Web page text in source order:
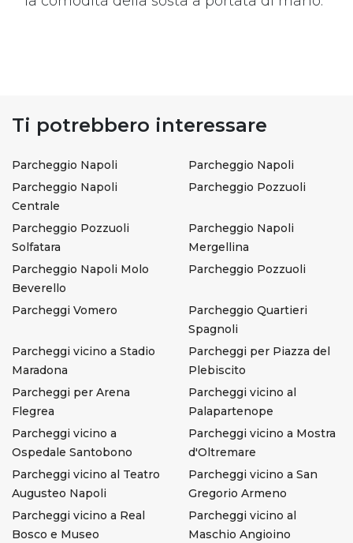
Ti potrebbero interessare
Parcheggio Napoli
Parcheggio Napoli
Parcheggio Napoli
Centrale
Parcheggio Pozzuoli
Parcheggio Pozzuoli
Solfatara
Parcheggio Napoli
Mergellina
Parcheggio Napoli Molo
Beverello
Parcheggio Pozzuoli
Parcheggi Vomero
Parcheggio Quartieri
Spagnoli
Parcheggi vicino a Stadio
Maradona
Parcheggi per Piazza del
Plebiscito
Parcheggi per Arena
Flegrea
Parcheggi vicino al
Palapartenope
Parcheggi vicino a
Ospedale Santobono
Parcheggi vicino a Mostra
d'Oltremare
Parcheggi vicino al Teatro
Augusteo Napoli
Parcheggi vicino a San
Gregorio Armeno
Parcheggi vicino a Real
Bosco e Museo
Parcheggi vicino al
Maschio Angioino